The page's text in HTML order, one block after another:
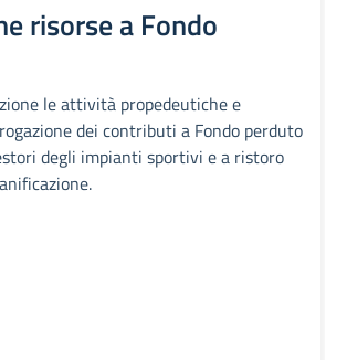
risorse a Fondo
le attività propedeutiche e
dei contributi a Fondo perduto
degli impianti sportivi e a ristoro